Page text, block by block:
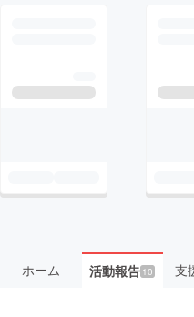
ホーム 活動報告10 支